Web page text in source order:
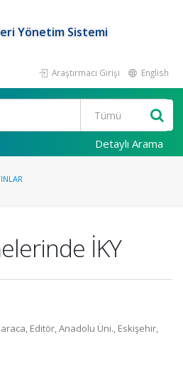
Yönetim Sistemi
Araştırmacı Girişi English
Detaylı Arama
İKY
Editör, Anadolu Üni., Eskişehir,